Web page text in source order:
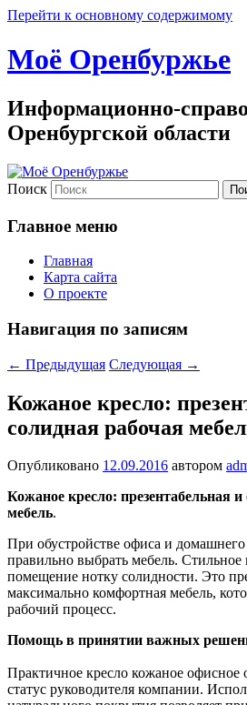
Перейти к основному содержимому
Моё Оренбуржье
Информационно-
Оренбургской области
Поиск
Главное меню
Главная
Карта сайта
О проекте
Навигация по записям
← Предыдущая Следующая →
Кожаное кресло:
солидная рабочая
Опубликовано 12.09.2016 автором
Кожаное кресло: презентабельная
мебель.
При обустройстве офиса и
правильно выбрать мебель. Стильное
помещение нотку солидности. Это
максимально комфортная мебель,
рабочий процесс.
Помощь в принятии важных
Практичное кресло кожаное офисное
статус руководителя компании.